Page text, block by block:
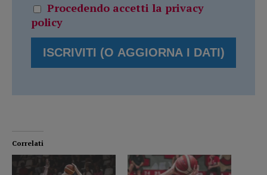
Procedendo accetti la privacy
policy
Correlati